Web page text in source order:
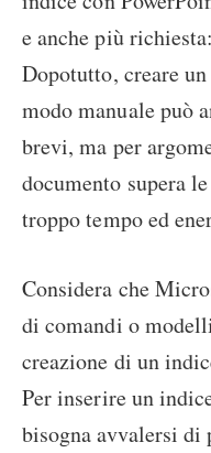
e anche più
Dopotutto, creare
modo manuale può
brevi, ma per
documento supera
troppo tempo ed
Considera che
di comandi o
creazione di un
Per inserire un
bisogna avvalersi